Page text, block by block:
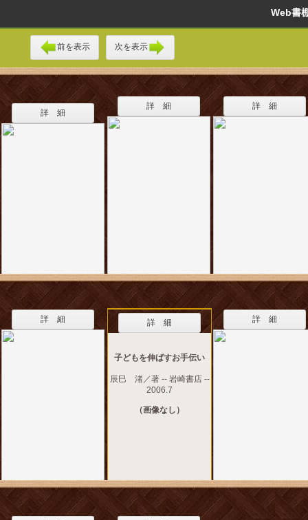
Web
前を表示 次を表示
詳 細
詳 細 詳 細
詳 細 詳 細
子どもを伸ばすお手伝い
辰巳 渚／著 -- 岩崎書店 --
2006.7
（画像なし）
詳 細